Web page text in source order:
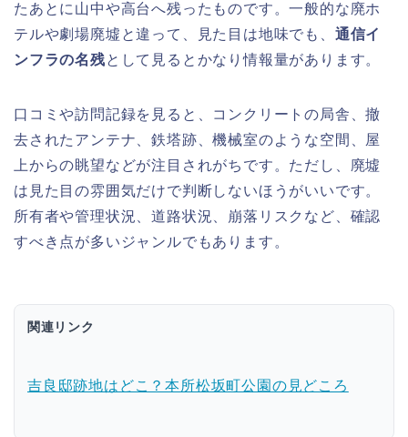
たあとに山中や高台へ残ったものです。一般的な廃ホ
テルや劇場廃墟と違って、見た目は地味でも、 通信イ
ンフラの名残として見るとかなり情報量があります。
口コミや訪問記録を見ると、コンクリートの局舎、撤
去されたアンテナ、鉄塔跡、機械室のような空間、屋
上からの眺望などが注目されがちです。ただし、廃墟
は見た目の雰囲気だけで判断しないほうがいいです。
所有者や管理状況、道路状況、崩落リスクなど、確認
すべき点が多いジャンルでもあります。
関連リンク
吉良邸跡地はどこ？本所松坂町公園の見どころ